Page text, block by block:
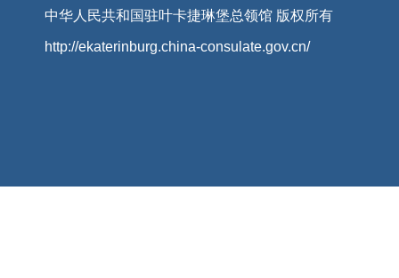
中华人民共和国驻叶卡捷琳堡总领馆 版权所有
http://ekaterinburg.china-consulate.gov.cn/